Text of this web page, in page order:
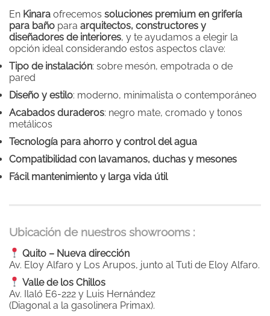
En Kinara ofrecemos soluciones premium en grifería
para baño para arquitectos, constructores y
diseñadores de interiores, y te ayudamos a elegir la
opción ideal considerando estos aspectos clave:
Tipo de instalación: sobre mesón, empotrada o de
pared
Diseño y estilo: moderno, minimalista o contemporáneo
Acabados duraderos: negro mate, cromado y tonos
metálicos
Tecnología para ahorro y control del agua
Compatibilidad con lavamanos, duchas y mesones
Fácil mantenimiento y larga vida útil
Ubicación de nuestros showrooms :
Quito – Nueva dirección
Av. Eloy Alfaro y Los Arupos, junto al Tuti de Eloy Alfaro.
Valle de los Chillos
Av. Ilaló E6-222 y Luis Hernández
(Diagonal a la gasolinera Primax).